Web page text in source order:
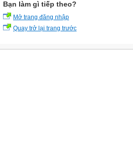
Bạn làm gì tiếp theo?
Mở trang đăng nhập
Quay trở lại trang trước